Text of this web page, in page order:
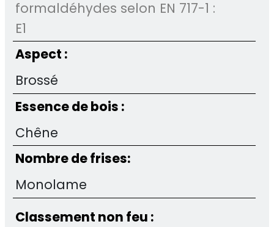
formaldéhydes selon EN 717-1 :
E1
Aspect :
Brossé
Essence de bois :
Chêne
Nombre de frises:
Monolame
Classement non feu :